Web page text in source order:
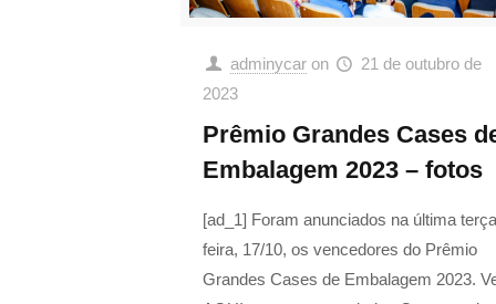
adminycar on
21 de outubro de
2023
Prêmio Grandes Cases
Embalagem 2023 – fotos
[ad_1] Foram anunciados na última
feira, 17/10, os vencedores do Prêmio
Grandes Cases de Embalagem 2023.